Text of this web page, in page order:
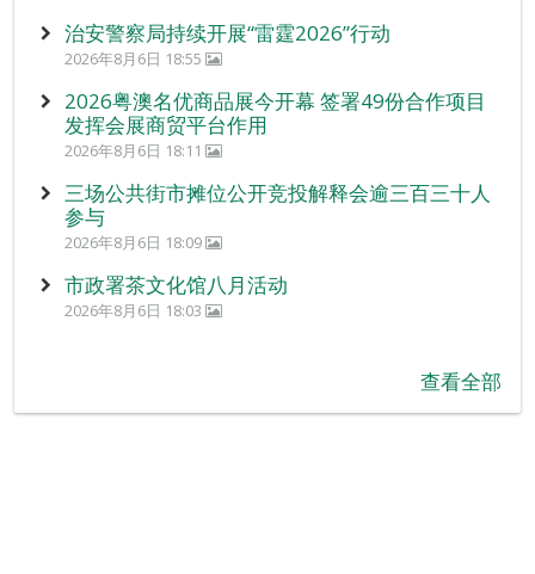
治安警察局持续开展“雷霆2026”行动
2026年8月6日 18:55
2026粤澳名优商品展今开幕 签署49份合作项目
发挥会展商贸平台作用
2026年8月6日 18:11
三场公共街市摊位公开竞投解释会逾三百三十人
参与
2026年8月6日 18:09
市政署茶文化馆八月活动
2026年8月6日 18:03
查看全部